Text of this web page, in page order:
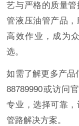
艺与严格的质量
管液压油管产品
高效作业，成为
选。
如需了解更多产品
88789990或访问
专业，选择可靠
管路解决方案。